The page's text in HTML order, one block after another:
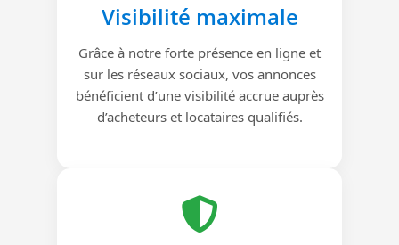
Visibilité maximale
Grâce à notre forte présence en ligne et
sur les réseaux sociaux, vos annonces
bénéficient d’une visibilité accrue auprès
d’acheteurs et locataires qualifiés.